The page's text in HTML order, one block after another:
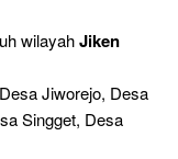
wilayahJiken
Jiworejo, Desa
Singget, Desa